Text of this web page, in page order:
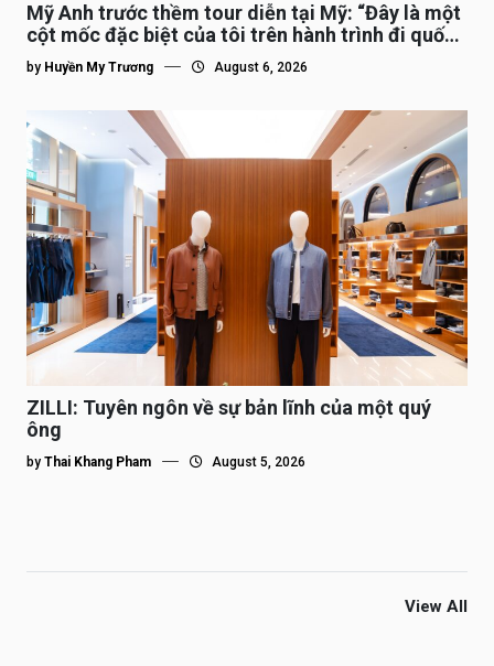
Mỹ Anh trước thềm tour diễn tại Mỹ: “Đây là một
cột mốc đặc biệt của tôi trên hành trình đi quốc
tế”
by Huyền My Trương August 6, 2026
ZILLI: Tuyên ngôn về sự bản lĩnh của một quý
ông
by Thai Khang Pham August 5, 2026
View All